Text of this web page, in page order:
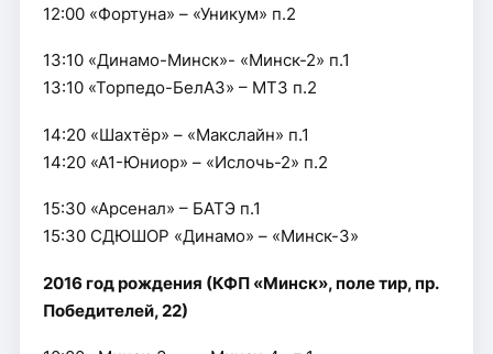
12:00 «Фортуна» – «Уникум» п.2
13:10 «Динамо-Минск»- «Минск-2» п.1
13:10 «Торпедо-БелАЗ» – МТЗ п.2
14:20 «Шахтёр» – «Макслайн» п.1
14:20 «А1-Юниор» – «Ислочь-2» п.2
15:30 «Арсенал» – БАТЭ п.1
15:30 СДЮШОР «Динамо» – «Минск-3»
2016 год рождения (КФП «Минск», поле тир, пр.
Победителей, 22)